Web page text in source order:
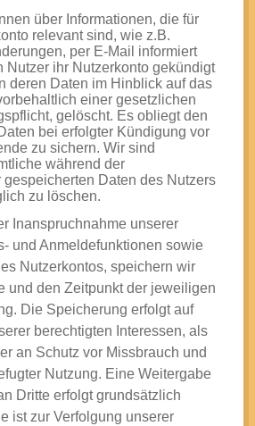
über Informationen, die für
relevant sind, wie z.B.
per E-Mail informiert
Nutzer ihr Nutzerkonto gekündigt
deren Daten im Hinblick auf das
einer gesetzlichen
gelöscht. Es obliegt den
bei erfolgter Kündigung vor
zu sichern. Wir sind
während der
gespeicherten Daten des Nutzers
zu löschen.
Inanspruchnahme unserer
und Anmeldefunktionen sowie
Nutzerkontos, speichern wir
und den Zeitpunkt der jeweiligen
Die Speicherung erfolgt auf
berechtigten Interessen, als
an Schutz vor Missbrauch und
Nutzung. Eine Weitergabe
Dritte erfolgt grundsätzlich
ist zur Verfolgung unserer